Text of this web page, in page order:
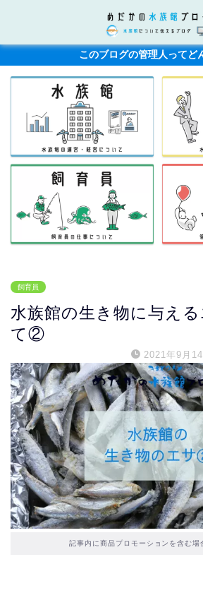
このブログの管理人ってど
飼育員
水族館の生き物に与え
て②
2021年9月14
記事内に商品プロモーションを含む場